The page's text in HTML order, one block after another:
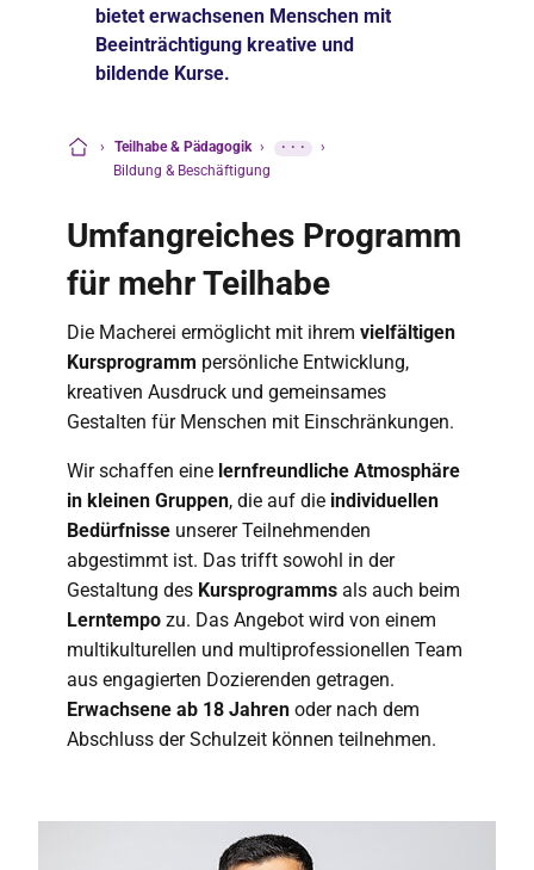
bietet erwachsenen Menschen mit
Beeinträchtigung kreative und
bildende Kurse.
› Teilhabe & Pädagogik › ···
›
Bildung & Beschäftigung
Umfangreiches Programm
für mehr Teilhabe
Die Macherei ermöglicht mit ihrem vielfältigen
Kursprogramm persönliche Entwicklung,
kreativen Ausdruck und gemeinsames
Gestalten für Menschen mit Einschränkungen.
Wir schaffen eine lernfreundliche Atmosphäre
in kleinen Gruppen, die auf die individuellen
Bedürfnisse unserer Teilnehmenden
abgestimmt ist. Das trifft sowohl in der
Gestaltung des Kursprogramms als auch beim
Lerntempo zu. Das Angebot wird von einem
multikulturellen und multiprofessionellen Team
aus engagierten Dozierenden getragen.
Erwachsene ab 18 Jahren oder nach dem
Abschluss der Schulzeit können teilnehmen.